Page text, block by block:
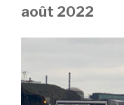
août 2022